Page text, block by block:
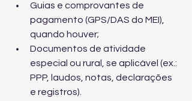
Guias e comprovantes de
pagamento (GPS/DAS do MEI),
quando houver;
Documentos de atividade
especial ou rural, se aplicável (ex.:
PPP, laudos, notas, declarações
e registros).